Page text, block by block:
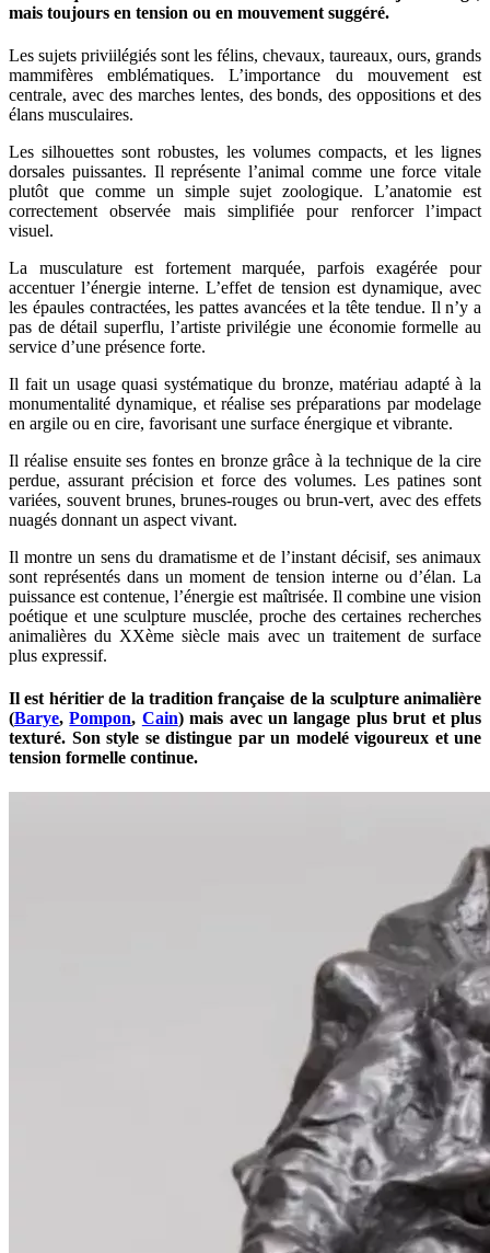
mais toujours en tension ou en mouvement suggéré.
Les sujets priviilégiés sont les félins, chevaux, taureaux, ours, grands
mammifères emblématiques. L’importance du mouvement est
centrale, avec des marches lentes, des bonds, des oppositions et des
élans musculaires.
Les silhouettes sont robustes, les volumes compacts, et les lignes
dorsales puissantes. Il représente l’animal comme une force vitale
plutôt que comme un simple sujet zoologique. L’anatomie est
correctement observée mais simplifiée pour renforcer l’impact
visuel.
La musculature est fortement marquée, parfois exagérée pour
accentuer l’énergie interne. L’effet de tension est dynamique, avec
les épaules contractées, les pattes avancées et la tête tendue. Il n’y a
pas de détail superflu, l’artiste privilégie une économie formelle au
service d’une présence forte.
Il fait un usage quasi systématique du bronze, matériau adapté à la
monumentalité dynamique, et réalise ses préparations par modelage
en argile ou en cire, favorisant une surface énergique et vibrante.
Il réalise ensuite ses fontes en bronze grâce à la technique de la cire
perdue, assurant précision et force des volumes. Les patines sont
variées, souvent brunes, brunes-rouges ou brun-vert, avec des effets
nuagés donnant un aspect vivant.
Il montre un sens du dramatisme et de l’instant décisif, ses animaux
sont représentés dans un moment de tension interne ou d’élan. La
puissance est contenue, l’énergie est maîtrisée. Il combine une vision
poétique et une sculpture musclée, proche des certaines recherches
animalières du XXème siècle mais avec un traitement de surface
plus expressif.
Il est héritier de la tradition française de la sculpture animalière
(Barye,Pompon, Cain) mais avec un langage plus brut et plus
texturé. Son style se distingue par un modelé vigoureux et une
tension formelle continue.